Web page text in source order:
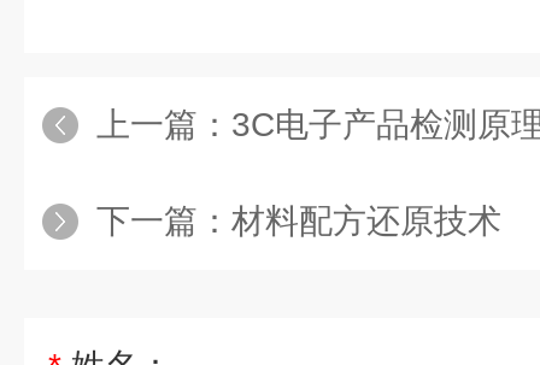
上一篇： 3C电子产品检测原
下一篇： 材料配方还原技术